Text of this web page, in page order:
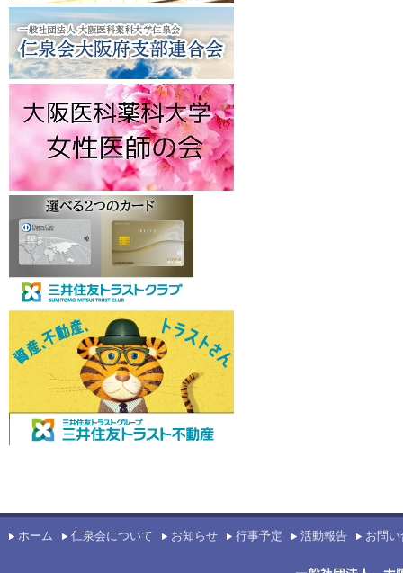
ホーム 仁泉会について お知らせ 行事予定 活動報告 お問